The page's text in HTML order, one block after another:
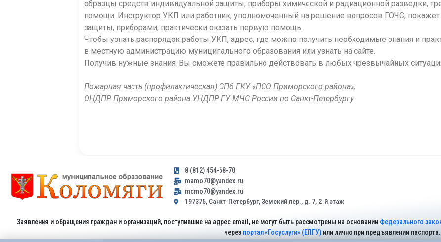
образцы средств индивидуальной защиты, приборы химической и радиационной разведки,
помощи. Инструктор УКП или работник, уполномоченный на решение вопросов ГОЧС, покажет
защиты, приборами, практически оказать первую помощь.
Чтобы узнать распорядок работы УКП, адрес, где можно получить необходимые знания и
в местную администрацию муниципального образования или узнать на сайте.
Получив нужные знания, Вы сможете правильно действовать в любых чрезвычайных
Пожарная часть (профилактическая) СПб ГКУ «ПСО Приморского района»,
ОНДПР Приморского района УНДПР ГУ МЧС России по Санкт-Петербургу
8 (812) 454-68-70
mamo70@yandex.ru
mcmo70@yandex.ru
197375, Санкт-Петербург, Земский пер., д. 7, 2-й этаж
Заявления и обращения граждан и организаций, поступившие на адрес email, не могут быть рассмотрены на основании Федерального
через портал «Госуслуги» (ЕПГУ)или лично при предъявлении паспорта.